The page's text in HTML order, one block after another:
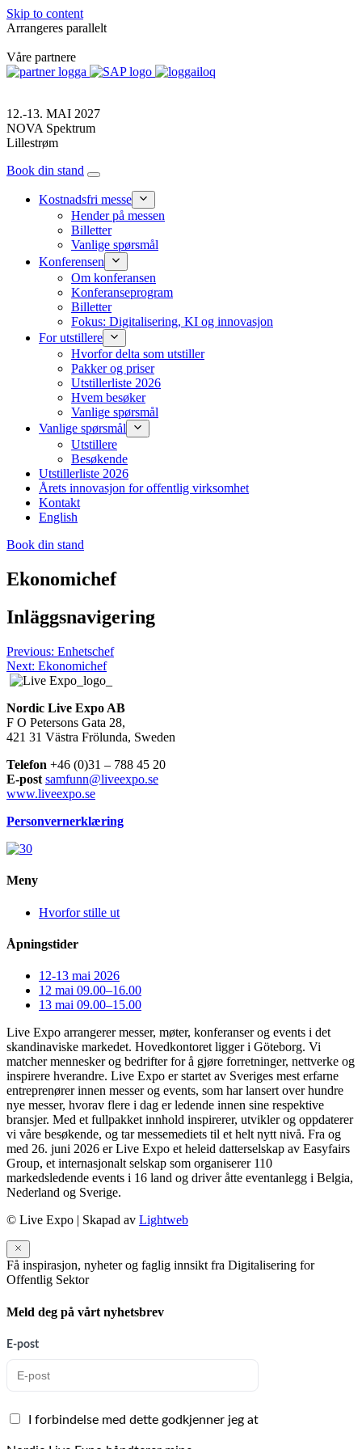
Skip to content
Arrangeres parallelt
Våre partnere
12.-13. MAI 2027
NOVA Spektrum
Lillestrøm
Book din stand
Kostnadsfri messe
Hender på messen
Billetter
Vanlige spørsmål
Konferensen
Om konferansen
Konferanseprogram
Billetter
Fokus: Digitalisering, KI og innovasjon
For utstillere
Hvorfor delta som utstiller
Pakker og priser
Utstillerliste 2026
Hvem besøker
Vanlige spørsmål
Vanlige spørsmål
Utstillere
Besøkende
Utstillerliste 2026
Årets innovasjon for offentlig virksomhet
Kontakt
English
Book din stand
Ekonomichef
Inläggsnavigering
Previous: Enhetschef
Next: Ekonomichef
Nordic Live Expo AB
F O Petersons Gata 28,
421 31 Västra Frölunda, Sweden
Telefon +46 (0)31 – 788 45 20
E-post samfunn@liveexpo.se
www.liveexpo.se
Personvernerklæring
Meny
Hvorfor stille ut
Åpningstider
12-13 mai 2026
12 mai 09.00–16.00
13 mai 09.00–15.00
Live Expo arrangerer messer, møter, konferanser og events i det
skandinaviske markedet. Hovedkontoret ligger i Göteborg. Vi
matcher mennesker og bedrifter for å gjøre forretninger, nettverke og
inspirere hverandre. Live Expo er startet av Sveriges mest erfarne
entreprenører innen messer og events, som har lansert over hundre
nye messer, hvorav flere i dag er ledende innen sine respektive
bransjer. Med et fullpakket innhold inspirerer, utvikler og oppdaterer
vi våre besøkende, og tar messemediets til et helt nytt nivå. Fra og
med 26. juni 2026 er Live Expo et heleid datterselskap av Easyfairs
Group, et internasjonalt selskap som organiserer 110
markedsledende events i 16 land og driver åtte eventanlegg i Belgia,
Nederland og Sverige.
© Live Expo | Skapad av Lightweb
Få inspirasjon, nyheter og faglig innsikt fra Digitalisering for
Offentlig Sektor
Meld deg på vårt nyhetsbrev
E-post
I forbindelse med dette godkjenner jeg at